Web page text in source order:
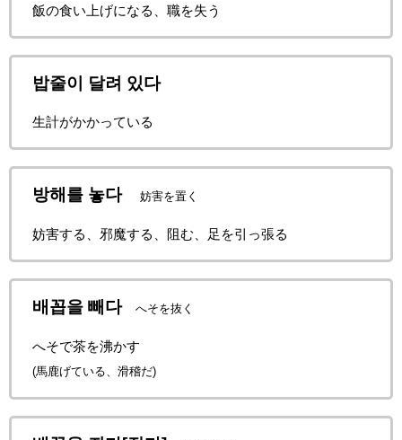
飯の食い上げになる、職を失う
밥줄이 달려 있다
生計がかかっている
방해를 놓다 妨害を置く
妨害する、邪魔する、阻む、足を引っ張る
배꼽을 빼다 へそを抜く
へそで茶を沸かす
(馬鹿げている、滑稽だ)